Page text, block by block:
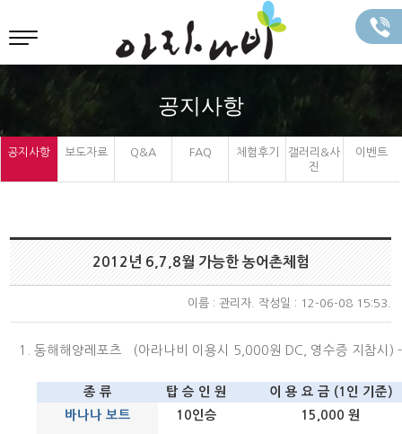
공지사항
공지사항 보도자료 Q&A FAQ 체험후기
갤러리&사
진
이벤트
2012년 6,7,8월 가능한 농어촌체험
이름 : 관리자 . 작성일 : 12-06-08 15:53.
1. 동해해양레포츠 (아라나비 이용시 5,000원 DC, 영수증 지참시)
종 류 탑 승 인 원
이 용 요 금 (1인 기준)
바나나 보트
10인승 15,000 원